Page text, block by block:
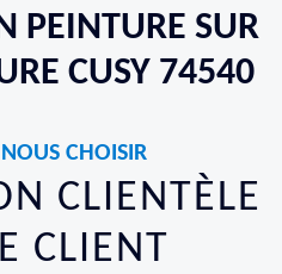
PEINTURE SUR
CUSY 74540
CHOISIR
CLIENTÈLE
CLIENT